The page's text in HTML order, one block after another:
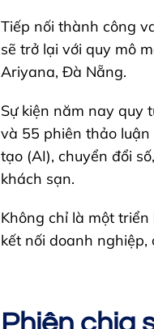
Tiếp nối thành công
sẽ trở lại với quy mô
Ariyana, Đà Nẵng.
Sự kiện năm nay quy
và 55 phiên thảo
tạo (AI), chuyển đổi
khách sạn.
Không chỉ là một
kết nối doanh